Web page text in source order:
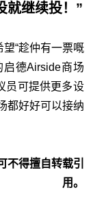
就继续投！”
“趁仲有一票嘅
启德Airside商场
员可提供更多设
都好好可以接纳
不得擅自转载引
用。